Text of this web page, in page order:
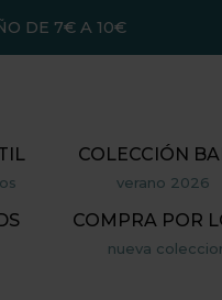
DE 7€ A 10€
COLECCIÓN
verano 2026
COMPRA POR
nueva